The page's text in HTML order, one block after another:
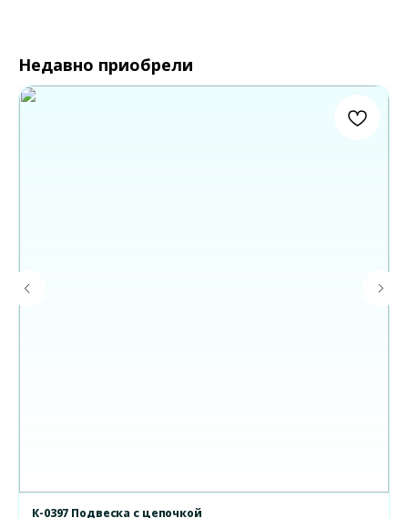
Недавно приобрели
К-0397 Подвеска с цепочкой